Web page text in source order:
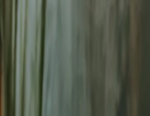
miejsc. Systematyczne działania
propozycją.